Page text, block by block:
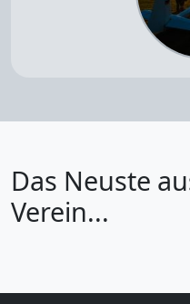
Das Neuste
Verein...